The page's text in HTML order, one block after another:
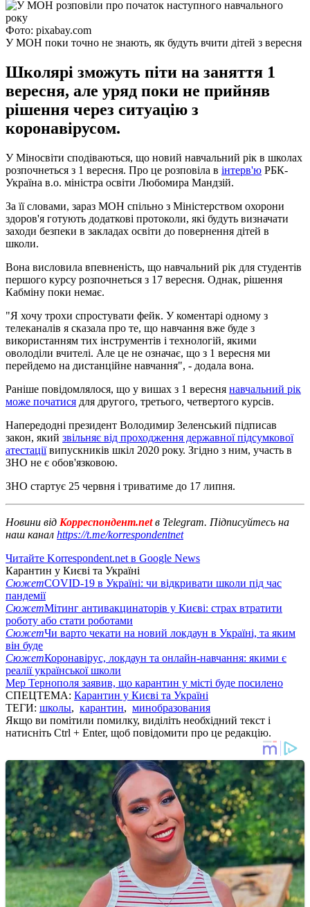
Фото: pixabay.com
У МОН поки точно не знають, як будуть вчити дітей з вересня
Школярі зможуть піти на заняття 1
вересня, але уряд поки не прийняв
рішення через ситуацію з
коронавірусом.
У Міносвіти сподіваються, що новий навчальний рік в школах
розпочнеться з 1 вересня. Про це розповіла в інтерв'ю РБК-
Україна в.о. міністра освіти Любомира Мандзій.
За її словами, зараз МОН спільно з Міністерством охорони
здоров'я готують додаткові протоколи, які будуть визначати
заходи безпеки в закладах освіти до повернення дітей в
школи.
Вона висловила впевненість, що навчальний рік для студентів
першого курсу розпочнеться з 17 вересня. Однак, рішення
Кабміну поки немає.
"Я хочу трохи спростувати фейк. У коментарі одному з
телеканалів я сказала про те, що навчання вже буде з
використанням тих інструментів і технологій, якими
оволоділи вчителі. Але це не означає, що з 1 вересня ми
перейдемо на дистанційне навчання", - додала вона.
Раніше повідомлялося, що у вишах з 1 вересня навчальний рік
може початися для другого, третього, четвертого курсів.
Напередодні президент Володимир Зеленський підписав
закон, який звільняє від проходження державної підсумкової
атестаціївипускників шкіл 2020 року. Згідно з ним, участь в
ЗНО не є обов'язковою.
ЗНО стартує 25 червня і триватиме до 17 липня.
Новини від Корреспондент.netв Telegram. Підписуйтесь на
наш канал https://t.me/korrespondentnet
Читайте Korrespondent.net в Google News
Карантин у Києві та Україні
СюжетCOVID-19 в Україні: чи відкривати школи під час
пандемії
СюжетМітинг антивакцинаторів у Києві: страх втратити
роботу або стати роботами
СюжетЧи варто чекати на новий локдаун в Україні, та яким
він буде
СюжетКоронавірус, локдаун та онлайн-навчання: якими є
реалії української школи
Мер Тернополя заявив, що карантин у місті буде посилено
СПЕЦТЕМА: Карантин у Києві та Україні
ТЕГИ: школы, карантин, минобразования
Якщо ви помітили помилку, виділіть необхідний текст і
натисніть Ctrl + Enter, щоб повідомити про це редакцію.